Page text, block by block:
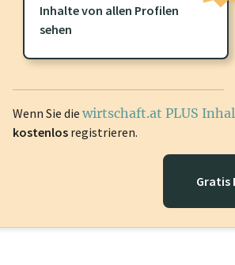
Für dieses Profil gibt es zusätzliche
frei oder loggen Sie sich ein um diese
Inhalte von allen Profilen
sehen
Wenn Sie die wirtschaft.at PLUS
kostenlos registrieren.
Gratis